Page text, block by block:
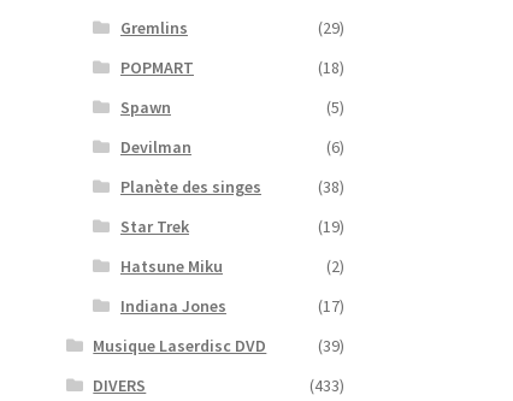
Gremlins
(29)
POPMART
(18)
Spawn
(5)
Devilman
(6)
Planète des singes
(38)
Star Trek
(19)
Hatsune Miku
(2)
Indiana Jones
(17)
Musique Laserdisc DVD
(39)
DIVERS
(433)